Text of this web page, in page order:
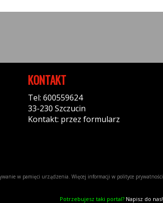
KONTAKT
Tel: 600559624
33-230 Szczucin
Kontakt: przez formularz
w pamięci urządzenia. Więcej informacji w polityce prywatności
Potrzebujesz taki portal? Napisz do nas!